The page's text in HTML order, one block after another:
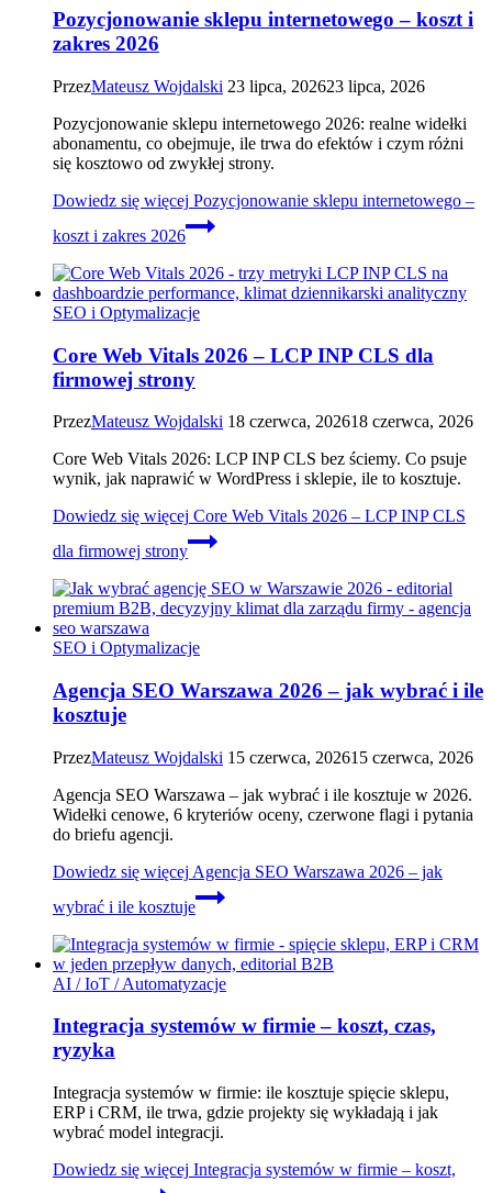
Pozycjonowanie sklepu internetowego – koszt i
zakres 2026
PrzezMateusz Wojdalski 23 lipca, 202623 lipca, 2026
Pozycjonowanie sklepu internetowego 2026: realne widełki
abonamentu, co obejmuje, ile trwa do efektów i czym różni
się kosztowo od zwykłej strony.
Dowiedz się więcej Pozycjonowanie sklepu internetowego –
koszt i zakres 2026
SEO i Optymalizacje
Core Web Vitals 2026 – LCP INP CLS dla
firmowej strony
PrzezMateusz Wojdalski 18 czerwca, 202618 czerwca, 2026
Core Web Vitals 2026: LCP INP CLS bez ściemy. Co psuje
wynik, jak naprawić w WordPress i sklepie, ile to kosztuje.
Dowiedz się więcej Core Web Vitals 2026 – LCP INP CLS
dla firmowej strony
SEO i Optymalizacje
Agencja SEO Warszawa 2026 – jak wybrać i ile
kosztuje
PrzezMateusz Wojdalski 15 czerwca, 202615 czerwca, 2026
Agencja SEO Warszawa – jak wybrać i ile kosztuje w 2026.
Widełki cenowe, 6 kryteriów oceny, czerwone flagi i pytania
do briefu agencji.
Dowiedz się więcej Agencja SEO Warszawa 2026 – jak
wybrać i ile kosztuje
AI / IoT / Automatyzacje
Integracja systemów w firmie – koszt, czas,
ryzyka
Integracja systemów w firmie: ile kosztuje spięcie sklepu,
ERP i CRM, ile trwa, gdzie projekty się wykładają i jak
wybrać model integracji.
Dowiedz się więcej Integracja systemów w firmie – koszt,